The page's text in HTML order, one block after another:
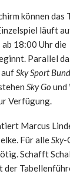
können das
läuft
ab 18:00 Uhr die
Parallel
Sky Sport
Sky Go und
Verfügung.
Marcus
Für alleSky-
Schafft
der